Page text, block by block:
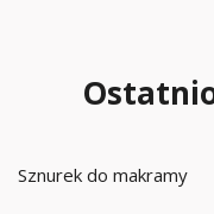
Sznurek do makramy